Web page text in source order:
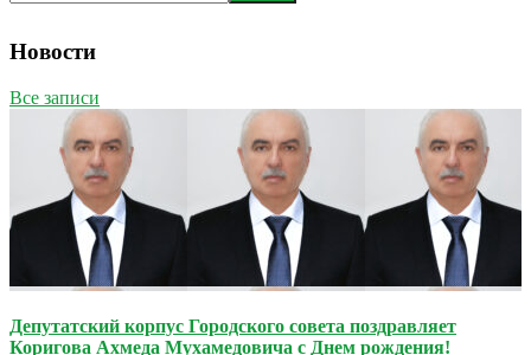
Новости
Все записи
Депутатский корпус Городского совета поздравляет
Коригова Ахмеда Мухамедовича с Днем рождения!